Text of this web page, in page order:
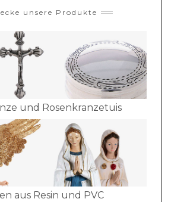
unsere Produkte
und Rosenkranzetuis
aus Resin und PVC